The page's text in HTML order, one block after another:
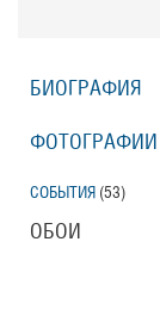
БИОГРАФИЯ
ФОТОГРАФИИ
СОБЫТИЯ (53)
ОБОИ